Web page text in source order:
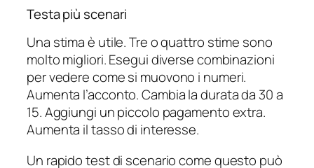
Testa più scenari
Una stima è utile. Tre o quattro stime sono
molto migliori. Esegui diverse combinazioni
per vedere come si muovono i numeri.
Aumenta l’acconto. Cambia la durata da 30 a
15. Aggiungi un piccolo pagamento extra.
Aumenta il tasso di interesse.
Un rapido test di scenario come questo può